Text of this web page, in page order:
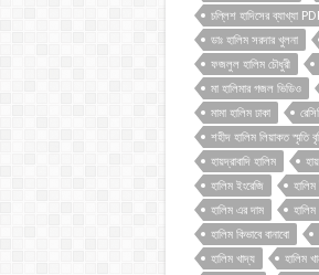
চল্লিশ হাদিসের ব্যাখ্যা
ডাঃ হালিম সরদার খুলনা
ফজলুল হালিম চৌধুরী
মা হালিমার গজল ভিডিও
মামা হালিম ঢাকা
শহীদ হালিম লিয়াকত স্মৃতি
হায়দ্রাবাদি হালিম
হালিম ইংরেজি
হালিম এর দাম
হালিম কিভাবে বানাবো
হালিম খাদ্য
হালিম